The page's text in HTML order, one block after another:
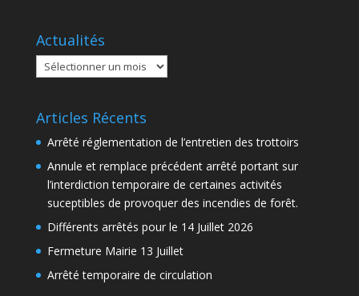
Actualités
Actualités
Articles Récents
Arrêté réglementation de l’entretien des trottoirs
Annule et remplace précédent arrêté portant sur
l’interdiction temporaire de certaines activités
suceptibles de provoquer des incendies de forêt.
Différents arrêtés pour le 14 Juillet 2026
Fermeture Mairie 13 Juillet
Arrêté temporaire de circulation